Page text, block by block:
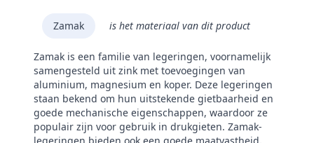
Zamak is het materiaal van dit product
Zamak is een familie van legeringen, voornamelijk
samengesteld uit zink met toevoegingen van
aluminium, magnesium en koper. Deze legeringen
staan bekend om hun uitstekende gietbaarheid en
goede mechanische eigenschappen, waardoor ze
populair zijn voor gebruik in drukgieten. Zamak-